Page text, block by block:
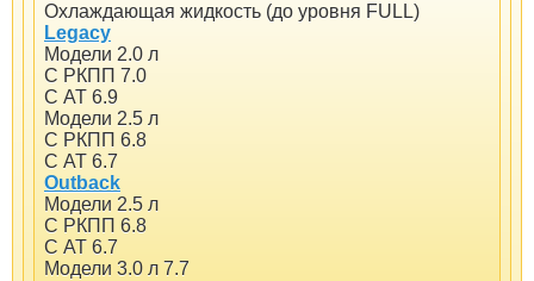
Охлаждающая жидкость (до уровня FULL)
Legacy
Модели 2.0 л
С РКПП 7.0
С АТ 6.9
Модели 2.5 л
С РКПП 6.8
С АТ 6.7
Outback
Модели 2.5 л
С РКПП 6.8
С АТ 6.7
Модели 3.0 л 7.7